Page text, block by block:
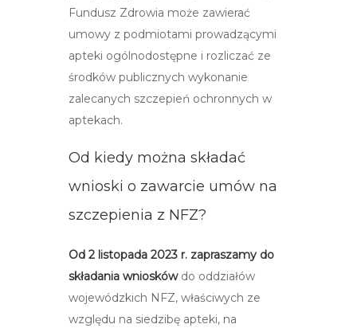
Fundusz Zdrowia może zawierać
umowy z podmiotami prowadzącymi
apteki ogólnodostępne i rozliczać ze
środków publicznych wykonanie
zalecanych szczepień ochronnych w
aptekach.
Od kiedy można składać
wnioski o zawarcie umów na
szczepienia z NFZ?
Od 2 listopada 2023 r. zapraszamy do
składania wniosków do oddziałów
wojewódzkich NFZ, właściwych ze
względu na siedzibę apteki, na